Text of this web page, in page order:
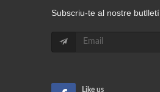
Subscriu-te al nostre butlletí
Like us